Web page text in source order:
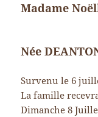
Madame
Née
Survenu le 6
La famille
Dimanche 8